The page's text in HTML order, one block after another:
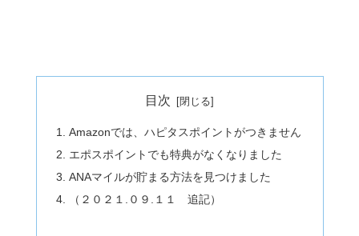
目次
Amazonでは、ハピタスポイントがつきません
エポスポイントでも特典がなくなりました
ANAマイルが貯まる方法を見つけました
（２０２１.０９.１１ 追記）